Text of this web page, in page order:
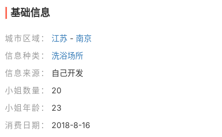
基础信息
城市区域： 江苏 - 南京
信息种类：
洗浴场所
信息来源：
自己开发
小姐数量：
20
小姐年龄：
23
消费日期：
2018-8-16